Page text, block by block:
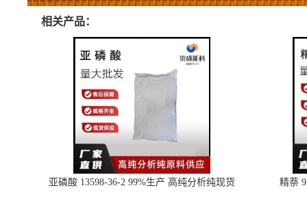
相关产品：
亚磷酸 13598-36-2 99%生产 高纯分析纯现货 精萘